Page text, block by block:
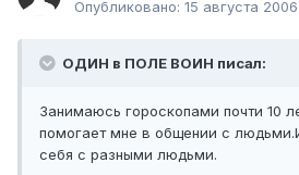
Опубликовано: 15 августа 2006
ОДИН в ПОЛЕ ВОИН писал:
Занимаюсь гороскопами почти 10
помогает мне в общении с
себя с разными людьми.